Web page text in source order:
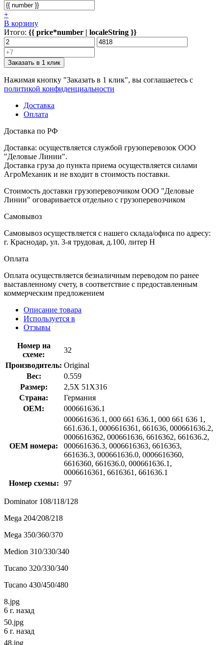
+
В корзину
Итого: {{ price*number | localeString }}
Заказать в 1 клик
Нажимая кнопку "Заказать в 1 клик", вы соглашаетесь с
политикой конфиденциальности
Доставка
Оплата
Доставка по РФ
Доставка: осуществляется службой грузоперевозок ООО
"Деловые Линии".
Доставка груза до пункта приема осуществляется силами
АгроМеханик и не входит в стоимость поставки.
Стоимость доставки грузоперевозчиком ООО "Деловые
Линии" оговаривается отдельно с грузоперевозчиком
Самовывоз
Самовывоз осуществляется с нашего склада/офиса по адресу:
г. Краснодар, ул. 3-я трудовая, д.100, литер Н
Оплата
Оплата осуществляется безналичным переводом по ранее
выставленному счету, в соответствие с предоставленным
коммерческим предложением
Описание товара
Используется в
Отзывы
Номер на
схеме:
32
Производитель: Original
Вес:
0.559
Размер:
2,5X 51X316
Страна:
Германия
OEM:
000661636.1
OEM номера:
000661636.1, 000 661 636.1, 000 661 636 1,
661.636.1, 0006616361, 661636, 000661636.2,
0006616362, 000661636, 6616362, 661636.2,
000661636.3, 0006616363, 6616363,
661636.3, 000661636.0, 0006616360,
6616360, 661636.0, 000661636.1,
0006616361, 6616361, 661636.1
Номер схемы:
97
Dominator 108/118/128
Mega 204/208/218
Mega 350/360/370
Medion 310/330/340
Tucano 320/330/340
Tucano 430/450/480
8.jpg
6 г. назад
50.jpg
6 г. назад
48.jpg